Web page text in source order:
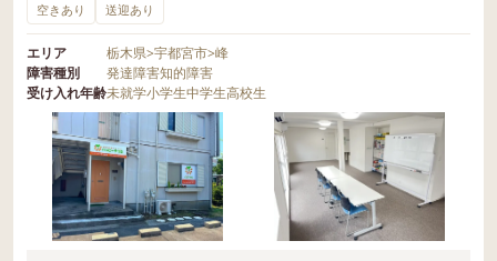
空きあり 送迎あり
エリア 栃木県>宇都宮市>峰
障害種別
発達障害知的障害
受け入れ年齢未就学小学生中学生高校生